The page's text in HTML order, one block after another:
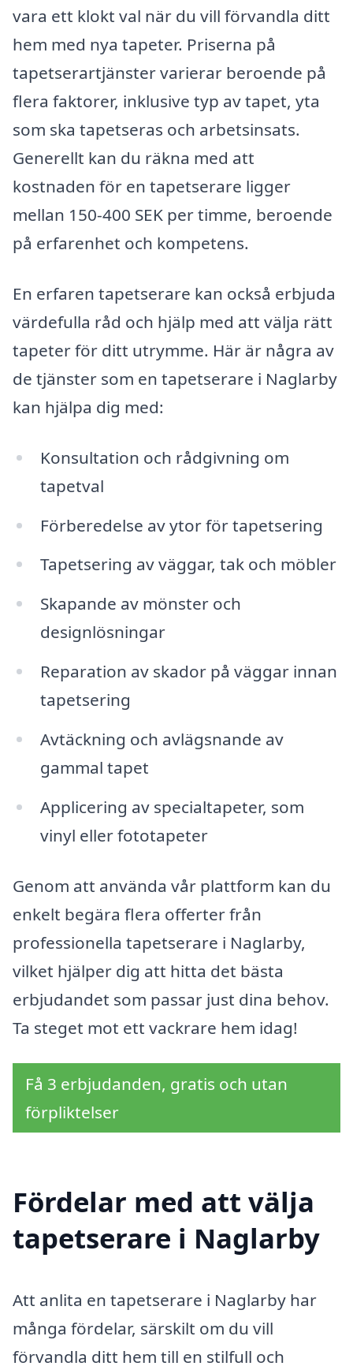
vara ett klokt val när du vill förvandla ditt
hem med nya tapeter. Priserna på
tapetserartjänster varierar beroende på
flera faktorer, inklusive typ av tapet, yta
som ska tapetseras och arbetsinsats.
Generellt kan du räkna med att
kostnaden för en tapetserare ligger
mellan 150-400 SEK per timme, beroende
på erfarenhet och kompetens.
En erfaren tapetserare kan också erbjuda
värdefulla råd och hjälp med att välja rätt
tapeter för ditt utrymme. Här är några av
de tjänster som en tapetserare i Naglarby
kan hjälpa dig med:
Konsultation och rådgivning om
tapetval
Förberedelse av ytor för tapetsering
Tapetsering av väggar, tak och möbler
Skapande av mönster och
designlösningar
Reparation av skador på väggar innan
tapetsering
Avtäckning och avlägsnande av
gammal tapet
Applicering av specialtapeter, som
vinyl eller fototapeter
Genom att använda vår plattform kan du
enkelt begära flera offerter från
professionella tapetserare i Naglarby,
vilket hjälper dig att hitta det bästa
erbjudandet som passar just dina behov.
Ta steget mot ett vackrare hem idag!
Få 3 erbjudanden, gratis och utan
förpliktelser
Fördelar med att välja
tapetserare i Naglarby
Att anlita en tapetserare i Naglarby har
många fördelar, särskilt om du vill
förvandla ditt hem till en stilfull och